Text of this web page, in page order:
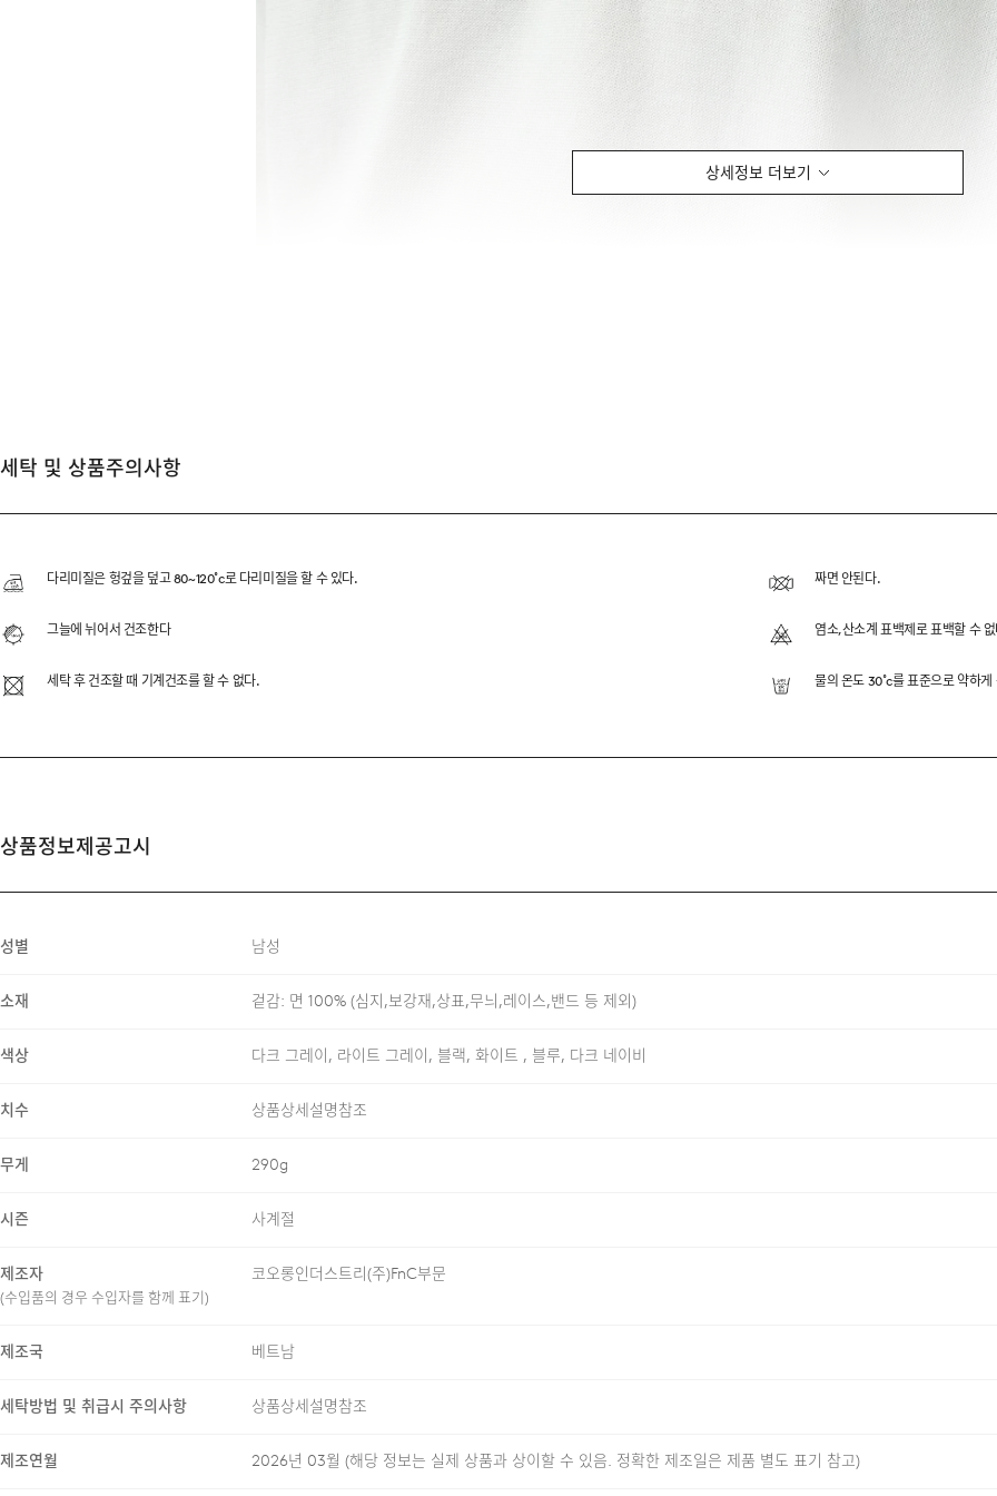
상세정보 더보기
12GG 조직으로 편직하여 가볍고 안정적인 실루엣을 구현했으며, 자개 단추와 립 디테일을
2/32 2PLY YARN
MOTHER OF PEARL BUTTON
RIBBED CUFF & HEM
24/7 COMMENT
내구성을 동시에 갖추고 있습니다. 안정적인 조직감과 자연스러운 탄성을 느끼실 수 있으며,
에센셜한 카라 니트 특유의 단정한 분위기를 기반으로 다양한 스타일에 자연스럽게 어우러
않은 여유감과 깔끔한 실루엣으로 단독 착용은 물론, 이너로도 활용도가 높은 디자인입니다.
세탁 및 상품주의사항
다리미질은 헝겊을 덮고 80~120˚c로 다리미질을 할 수 있다. 짜면 안된다.
그늘에 뉘어서 건조한다 염소,산소계 표백제로 표백할 수
세탁 후 건조할 때 기계건조를 할 수 없다. 물의 온도 30˚c를 표준으로 약하
상품정보제공고시
성별 남성
소재 겉감: 면 100% (심지,보강재,상표,무늬,레이스,밴드 등 제외)
색상 다크 그레이, 라이트 그레이, 블랙, 화이트 , 블루, 다크 네이비
치수 상품상세설명참조
무게 290g
시즌 사계절
제조자
(수입품의 경우 수입자를 함께 표기)
코오롱인더스트리(주)FnC부문
제조국 베트남
세탁방법 및 취급시 주의사항 상품상세설명참조
제조연월 2026년 03월 (해당 정보는 실제 상품과 상이할 수 있음. 정확한 제조일은 제품 별도 표기 참고)